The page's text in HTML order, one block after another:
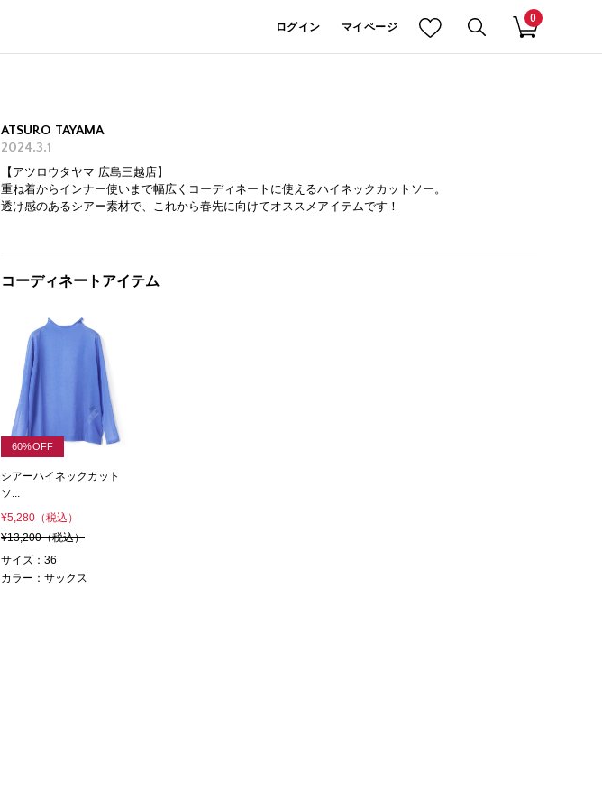
ログイン マイページ
0
ATSURO TAYAMA
2024.3.1
【アツロウタヤマ 広島三越店】
重ね着からインナー使いまで幅広くコーディネートに使えるハイネックカットソー。
透け感のあるシアー素材で、これから春先に向けてオススメアイテムです！
コーディネートアイテム
60%OFF
シアーハイネックカット
ソ...
¥5,280 （税込）
¥13,200（税込）
サイズ：36
カラー：サックス